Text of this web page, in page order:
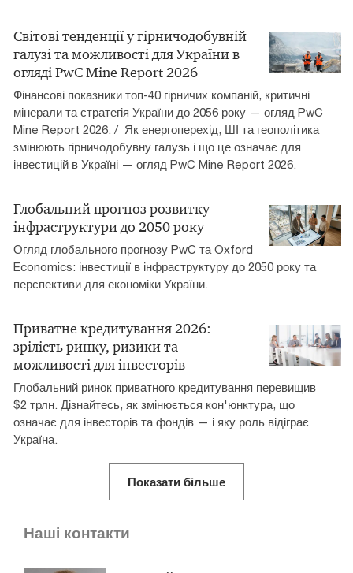
Cвітові тенденції у гірничодобувній
галузі та можливості для України в
огляді PwC Mine Report 2026
Фінансові показники топ-40 гірничих компаній, критичні
мінерали та стратегія України до 2056 року — огляд PwC
Mine Report 2026. / Як енергоперехід, ШІ та геополітика
змінюють гірничодобувну галузь і що це означає для
інвестицій в Україні — огляд PwC Mine Report 2026.
Глобальний прогноз розвитку
інфраструктури до 2050 року
Огляд глобального прогнозу PwC та Oxford
Economics: інвестиції в інфраструктуру до 2050 року та
перспективи для економіки України.
Приватне кредитування 2026:
зрілість ринку, ризики та
можливості для інвесторів
Глобальний ринок приватного кредитування перевищив
$2 трлн. Дізнайтесь, як змінюється кон'юнктура, що
означає для інвесторів та фондів — і яку роль відіграє
Україна.
Показати більше
Наші контакти